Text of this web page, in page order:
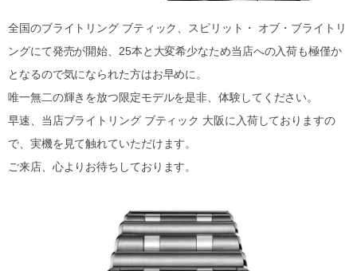
全国のブライトリング ブティック、スピリット・ オブ・ブライトリ
ングにて発売が開始、25本と大変希少なため当店への入荷も極僅か
となるので気になられた方はお早めに。
唯一無二の輝きを放つ限定モデルを是非、体験してください。
早速、当店ブライトリング ブティック 大阪に入荷しておりますの
で、実機を見て触れていただけます。
ご来店、心よりお待ちしております。